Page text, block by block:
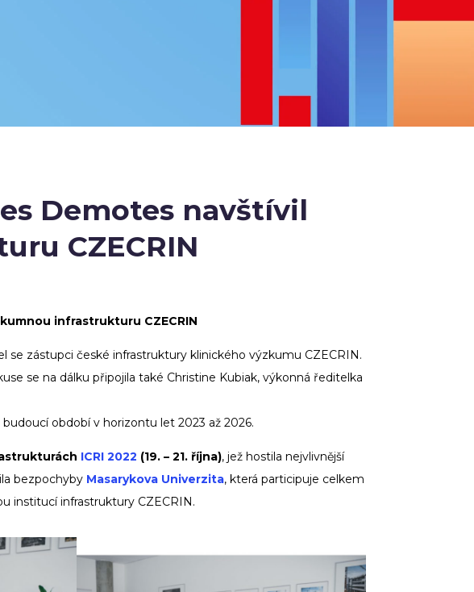
Demotes navštívil
CZECRIN
infrastrukturu CZECRIN
se zástupci české infrastruktury klinického výzkumu CZECRIN.
se na dálku připojila také Christine Kubiak, výkonná ředitelka
období v horizontu let 2023 až 2026.
ICRI 2022 (19. – 21. října), jež hostila nejvlivnější
bezpochyby Masarykova Univerzita, která participuje celkem
institucí infrastruktury CZECRIN.